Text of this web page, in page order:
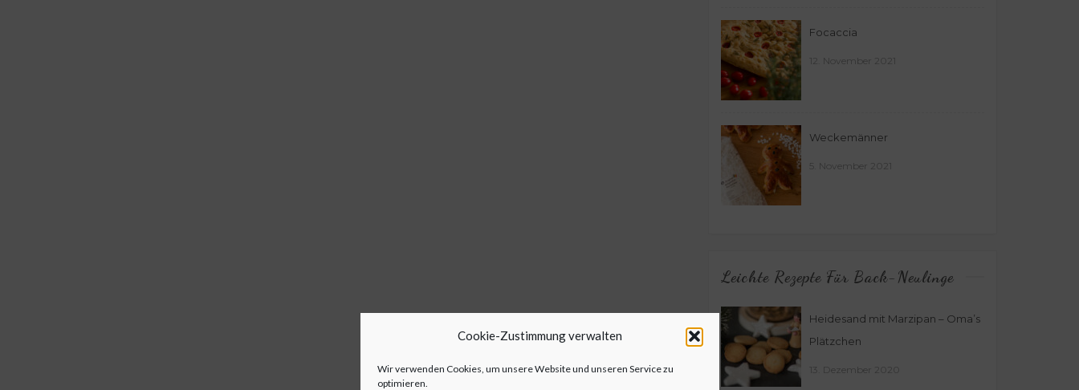
Cookie-Zustimmung verwalten
Wir verwenden Cookies, um unsere Website und unseren Service zu
optimieren.
Focaccia
12. November 2021
Weckemänner
5. November 2021
Leichte Rezepte Für Back-Neulinge
Heidesand mit Marzipan – Oma’s
Plätzchen
13. Dezember 2020